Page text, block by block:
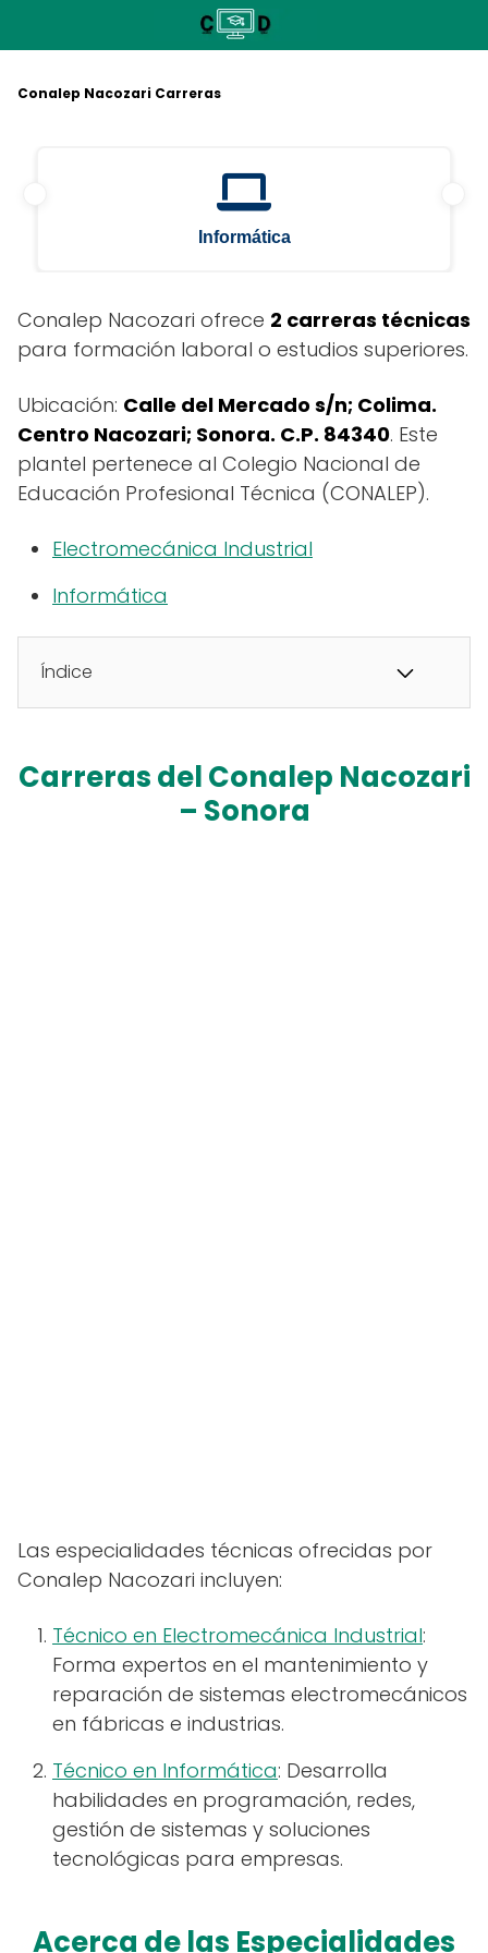
Conalep Nacozari Carreras
Informática
Conalep Nacozari ofrece 2 carreras técnicas
para formación laboral o estudios superiores.
Ubicación: Calle del Mercado s/n; Colima.
Centro Nacozari; Sonora. C.P. 84340. Este
plantel pertenece al Colegio Nacional de
Educación Profesional Técnica (CONALEP).
Electromecánica Industrial
Informática
Índice
Carreras del Conalep Nacozari
– Sonora
Las especialidades técnicas ofrecidas por
Conalep Nacozari incluyen:
Técnico en Electromecánica Industrial:
Forma expertos en el mantenimiento y
reparación de sistemas electromecánicos
en fábricas e industrias.
Técnico en Informática: Desarrolla
habilidades en programación, redes,
gestión de sistemas y soluciones
tecnológicas para empresas.
Acerca de las Especialidades